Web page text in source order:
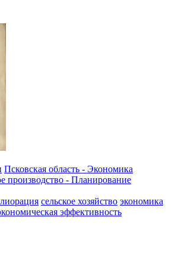
Псковская область - Экономика
производство - Планирование
сельское хозяйство экономика
эффективность